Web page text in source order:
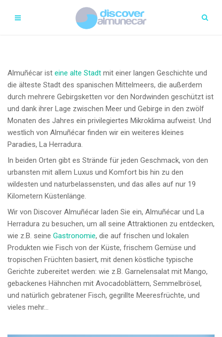
Almuñécar ist eine alte Stadt mit einer langen Geschichte und
die älteste Stadt des spanischen Mittelmeers, die außerdem
durch mehrere Gebirgsketten vor den Nordwinden geschützt ist
und dank ihrer Lage zwischen Meer und Gebirge in den zwölf
Monaten des Jahres ein privilegiertes Mikroklima aufweist. Und
westlich von Almuñécar finden wir ein weiteres kleines
Paradies, La Herradura.
In beiden Orten gibt es Strände für jeden Geschmack, von den
urbansten mit allem Luxus und Komfort bis hin zu den
wildesten und naturbelassensten, und das alles auf nur 19
Kilometern Küstenlänge.
Wir von Discover Almuñécar laden Sie ein, Almuñécar und La
Herradura zu besuchen, um all seine Attraktionen zu entdecken,
wie z.B. seine Gastronomie, die auf frischen und lokalen
Produkten wie Fisch von der Küste, frischem Gemüse und
tropischen Früchten basiert, mit denen köstliche typische
Gerichte zubereitet werden: wie z.B. Garnelensalat mit Mango,
gebackenes Hähnchen mit Avocadoblättern, Semmelbrösel,
und natürlich gebratener Fisch, gegrillte Meeresfrüchte, und
vieles mehr…